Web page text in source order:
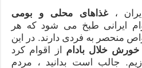
،غذاهای محلی و بومی
ایرانی طبخ می شود که هر
منحصر به فردی دارند. در این
خورش خلال بادام از اقوام کرد
جالب است بدانید ، مردم